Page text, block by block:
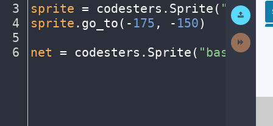
3
4
5
6
sprite = codesters . Sprite(
sprite . go_to( - 175 , - 150)
net = codesters . Sprite(
Work
Activity